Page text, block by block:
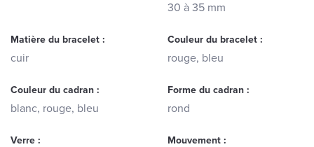
30 à 35 mm
Matière du bracelet :
cuir
Couleur du bracelet :
rouge, bleu
Couleur du cadran :
blanc, rouge, bleu
Forme du cadran :
rond
Verre : Mouvement :